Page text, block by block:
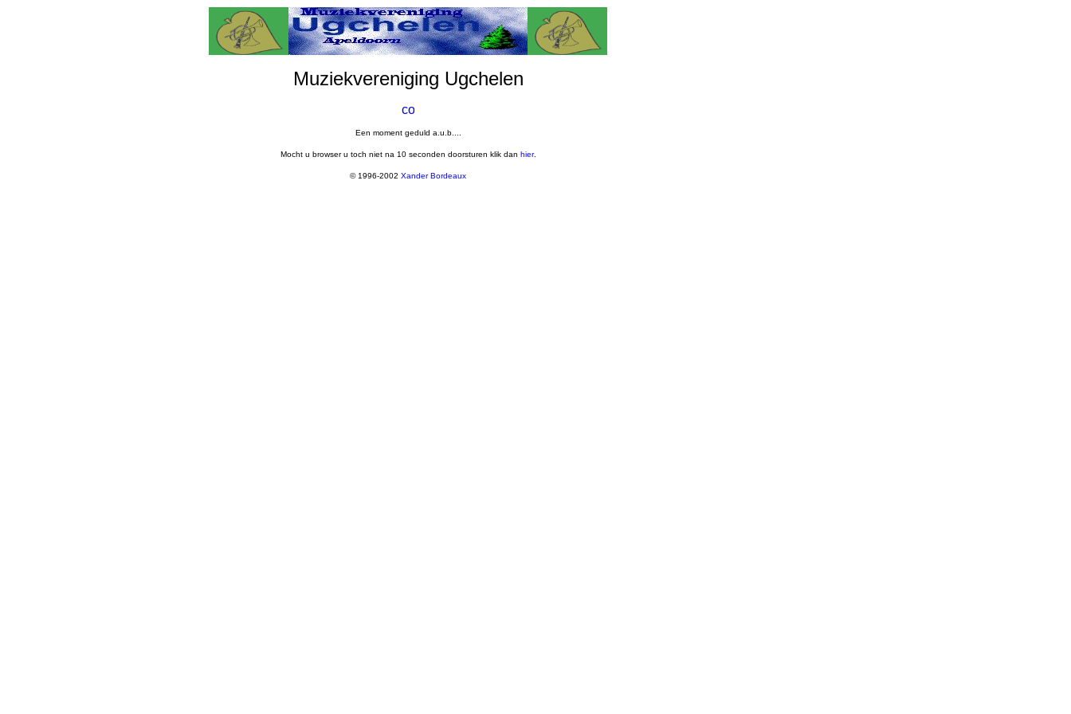
Muziekvereniging Ugchelen
Een moment geduld a.u.b....
Mocht u browser u toch niet na 10 seconden doorsturen klik dan hier.
© 1996-2002 Xander Bordeaux